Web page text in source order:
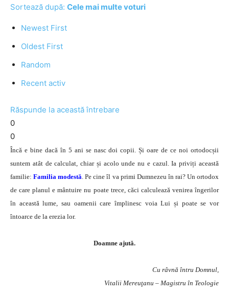
Sortează după: Cele mai multe voturi
Newest First
Oldest First
Random
Recent activ
Răspunde la această întrebare
0
0
Încă e bine dacă în 5 ani se nasc doi copii. Și oare de ce noi ortodocșii
suntem atât de calculat, chiar și acolo unde nu e cazul. Ia priviți această
familie:Familia modestă. Pe cine îl va primi Dumnezeu în rai? Un ortodox
de care planul e mântuire nu poate trece, căci calculează venirea îngerilor
în această lume, sau oamenii care împlinesc voia Lui și poate se vor
întoarce de la erezia lor.
Doamne ajută.
Cu râvnă întru Domnul,
Vitalii Mereuţanu – Magistru în Teologie